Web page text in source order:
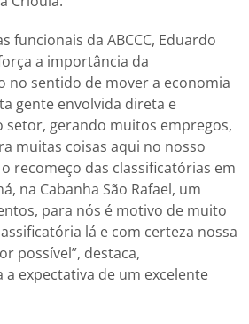
funcionais da ABCCC, Eduardo
a importância da
no sentido de mover a economia
gente envolvida direta e
gerando muitos empregos,
muitas coisas aqui no nosso
recomeço das classificatórias em
na Cabanha São Rafael, um
para nós é motivo de muito
lá e com certeza nossa
possível”, destaca,
expectativa de um excelente